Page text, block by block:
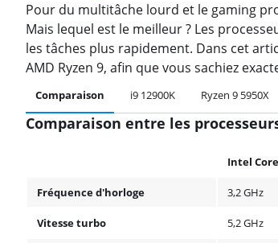
Pour du multitâche lourd et le gaming
Mais lequel est le meilleur ? Les
les tâches plus rapidement. Dans cet
AMD Ryzen 9, afin que vous sachiez
Comparaison i9 12900K Ryzen 9 5950X
Comparaison entre les
Intel
Fréquence d'horloge 3,2 GHz
Vitesse turbo 5,2 GHz